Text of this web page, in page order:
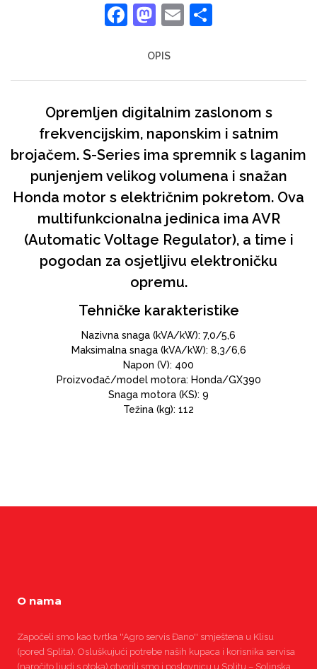
Facebook
Mastodon
Email
OPIS
Opremljen digitalnim zaslonom s
frekvencijskim, naponskim i satnim
brojačem. S-Series ima spremnik s laganim
punjenjem velikog volumena i snažan
Honda motor s električnim pokretom. Ova
multifunkcionalna jedinica ima AVR
(Automatic Voltage Regulator), a time i
pogodan za osjetljivu elektroničku
opremu.
Tehničke karakteristike
Nazivna snaga (kVA/kW): 7,0/5,6
Maksimalna snaga (kVA/kW): 8,3/6,6
Napon (V): 400
Proizvođač/model motora: Honda/GX390
Snaga motora (KS): 9
Težina (kg): 112
O nama
Započeli smo kao tvrtka ''Agro servis Đano'' smještena u Klisu
(pored Splita). Osluškujući potrebe naših kupaca i korisnika servisa
(naročito ljudi s otoka) otvorili smo i poslovnicu u Splitu – Solinska